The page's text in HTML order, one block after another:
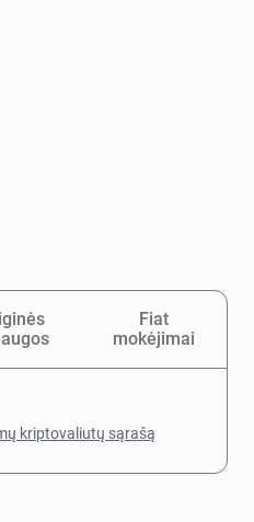
Fiat
mokėjimai
kriptovaliutų sąrašą